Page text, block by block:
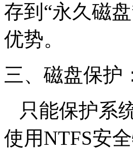
存到“永久磁
优势。
三、磁盘保护
只能保护系
使用NTFS安